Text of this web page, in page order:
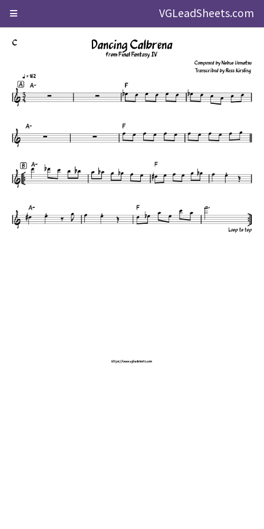
VGLeadSheets.com